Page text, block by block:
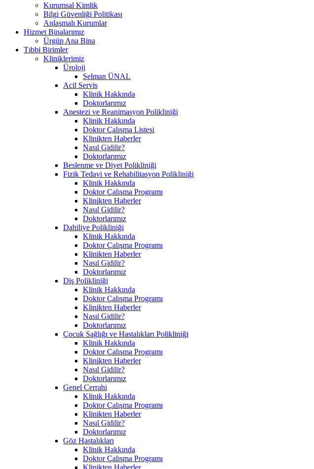
Kurumsal Kimlik
Bilgi Güvenliği Politikası
Anlaşmalı Kurumlar
Hizmet Binalarımız
Ürgüp Ana Bina
Tıbbi Birimler
Kliniklerimiz
Üroloji
Selman ÜNAL
Acil Servis
Klinik Hakkında
Doktorlarımız
Anestezi ve Reanimasyon Polikliniği
Klinik Hakkında
Doktor Çalışma Listesi
Klinikten Haberler
Nasıl Gidilir?
Doktorlarımız
Beslenme ve Diyet Polikliniği
Fizik Tedavi ve Rehabilitasyon Polikliniği
Klinik Hakkında
Doktor Çalışma Programı
Klinikten Haberler
Nasıl Gidilir?
Doktorlarımız
Dahiliye Polikliniği
Klinik Hakkında
Doktor Çalışma Programı
Klinikten Haberler
Nasıl Gidilir?
Doktorlarımız
Diş Polikliniği
Klinik Hakkında
Doktor Çalışma Programı
Klinikten Haberler
Nasıl Gidilir?
Doktorlarımız
Çocuk Sağlığı ve Hastalıkları Polikliniği
Klinik Hakkında
Doktor Çalışma Programı
Klinikten Haberler
Nasıl Gidilir?
Doktorlarımız
Genel Cerrahi
Klinik Hakkında
Doktor Çalışma Programı
Klinikten Haberler
Nasıl Gidilir?
Doktorlarımız
Göz Hastalıkları
Klinik Hakkında
Doktor Çalışma Programı
Klinikten Haberler